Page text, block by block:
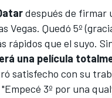
después de firmar
Vegas. Quedó 5º
rápidos que el suyo.
una película
satisfecho con su
3º por una